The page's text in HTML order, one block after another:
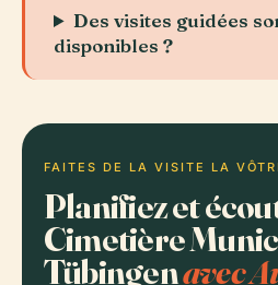
Des visites guidées
disponibles ?
FAITES DE LA VISITE LA
Planifiez et
Cimetière
Tübingenavec